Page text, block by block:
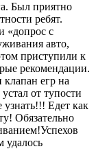
Был приятно
ребят.
«допрос с
авто,
приступили к
рекомендации.
егр на
от тупости
Едет как
Обязательно
удалось